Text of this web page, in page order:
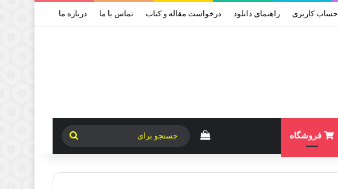
حساب کاربری راهنمای دانلود درخواست مقاله و کتاب تماس با ما درباره ما
فروشگاه دیدن سبد خرید جستجو
برای